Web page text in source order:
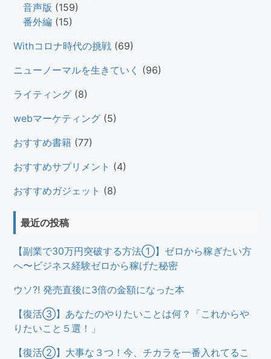
音声版 (159)
番外編 (15)
Withコロナ時代の挑戦 (69)
ニューノーマルを生きていく (96)
ライティング (8)
webマーケティング (5)
おすすめ書籍 (77)
おすすめサプリメント (4)
おすすめガジェット (8)
最近の投稿
【副業で30万円突破する方法①】ゼロから稼ぎたい方
へ〜ビジネス経験ゼロから稼げた秘密
ウソ?! 発売直後に3倍の金額になった本
【復活③】あなたのやりたいことは何？「これからや
りたいこと５選！」
【復活②】大事な３つ！今、チカラを一番入れてるこ